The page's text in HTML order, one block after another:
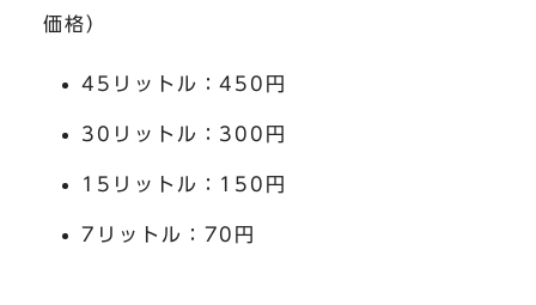
価格）
45リットル：450円
30リットル：300円
15リットル：150円
7リットル：70円